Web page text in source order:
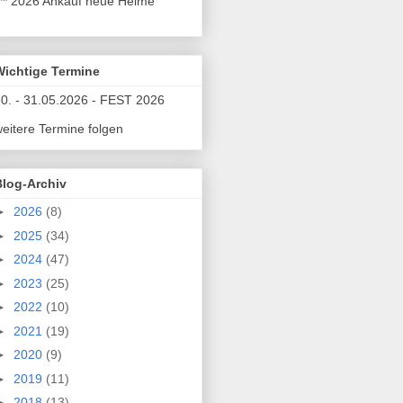
Termine
- 31.05.2026 - FEST 2026
Termine folgen
Archiv
2026 (8)
2025 (34)
2024 (47)
2023 (25)
2022 (10)
2021 (19)
2020 (9)
2019 (11)